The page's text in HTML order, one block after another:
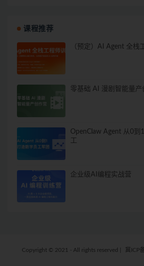
课程推荐
（预定）AI Agent 全栈
零基础 AI 漫剧智能量产
OpenClaw Agent 从0到
企业级AI编程实战营
Copyright © 2021 - All rights reserved 冀ICP